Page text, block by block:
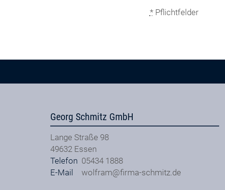
*Pflichtfelder
Georg Schmitz GmbH
Lange Straße 98
49632 Essen
Telefon 05434 1888
E-Mail
wolfram@firma-schmitz.de